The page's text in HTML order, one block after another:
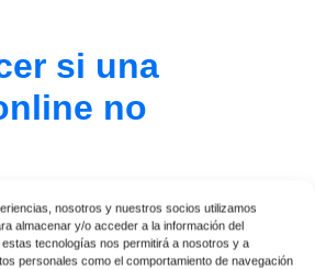
nosotros y nuestros socios utilizamos
almacenar y/o acceder a la información del
tecnologías nos permitirá a nosotros y a
personales como el comportamiento de navegación
si una
no
el primer paso es
con el servicio de atención al